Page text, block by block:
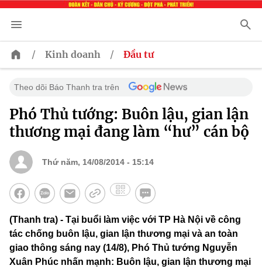
/ Kinh doanh / Đầu tư
Theo dõi Báo Thanh tra trên
Phó Thủ tướng: Buôn lậu, gian lận
thương mại đang làm “hư” cán bộ
Thứ năm, 14/08/2014 - 15:14
(Thanh tra) - Tại buổi làm việc với TP Hà Nội về công
tác chống buôn lậu, gian lận thương mại và an toàn
giao thông sáng nay (14/8), Phó Thủ tướng Nguyễn
Xuân Phúc nhấn mạnh: Buôn lậu, gian lận thương mại